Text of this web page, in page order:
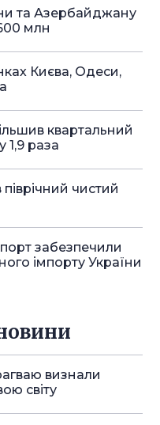
та Азербайджану
млн
Києва, Одеси,
квартальний
1,9 раза
чистий
забезпечили
імпорту України
визнали
світу